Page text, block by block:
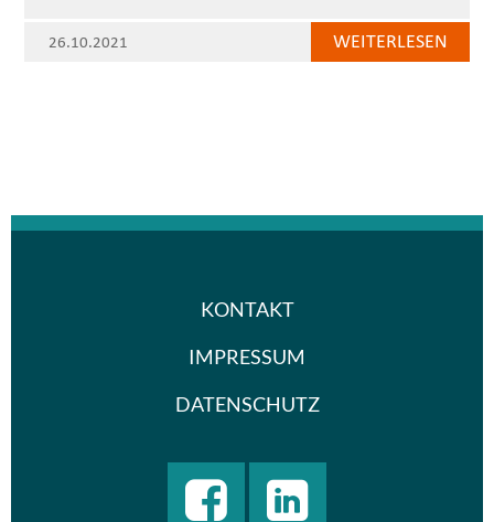
26.10.2021 WEITERLESEN
KONTAKT
IMPRESSUM
DATENSCHUTZ